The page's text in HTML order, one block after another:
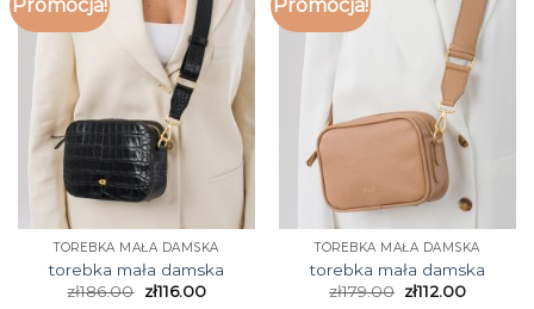
Promocja!
TOREBKA MAŁA DAMSKA
torebka mała damska
zł186.00 zł116.00
Promocja!
TOREBKA MAŁA DAMSKA
torebka mała damska
zł179.00 zł112.00